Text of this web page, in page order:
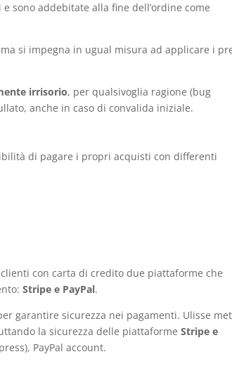
sono addebitate alla fine dell’ordine come
si impegna in ugual misura ad applicare i
irrisorio, per qualsivoglia ragione (bug
anche in caso di convalida iniziale.
di pagare i propri acquisti con differenti
con carta di credito due piattaforme che
Stripe e PayPal.
garantire sicurezza nei pagamenti. Ulisse
la sicurezza delle piattaformeStripe e
PayPal account.